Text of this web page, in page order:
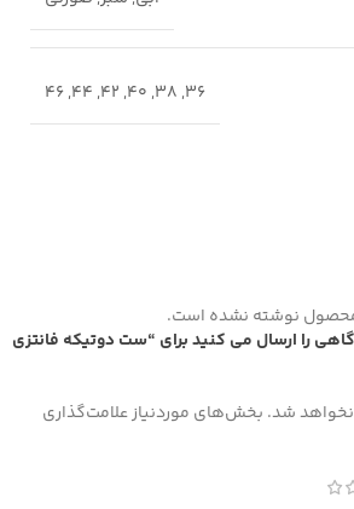
36
,
38
,
40
,
42
,
44
,
46
نوشته نشده است.
را ارسال می کنید برای “ست دوتیکه فانتزی
شد. بخش‌های موردنیاز علامت‌گذاری